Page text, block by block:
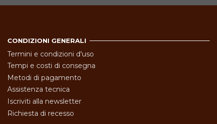
CONDIZIONI GENERALI
Termini e condizioni d'uso
Tempi e costi di consegna
Metodi di pagamento
Assistenza tecnica
Iscriviti alla newsletter
Richiesta di recesso